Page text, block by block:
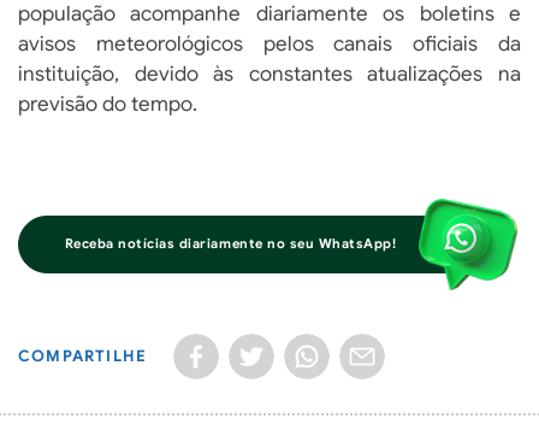
população acompanhe diariamente os boletins e
avisos meteorológicos pelos canais oficiais da
instituição, devido às constantes atualizações na
previsão do tempo.
Receba notícias diariamente no seu WhatsApp!
COMPARTILHE